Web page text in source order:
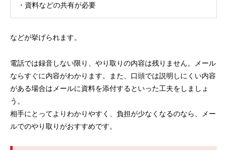
・資料などの共有が必要
などが挙げられます。
電話では録音しない限り、やり取りの内容は残りません。メール
ならすぐに内容がわかります。また、口頭では説明しにくい内容
がある場合はメールに資料を添付するといった工夫をしましょ
う。
相手にとってよりわかりやすく、負担が少なくなるのなら、メー
ルでのやり取りがおすすめです。